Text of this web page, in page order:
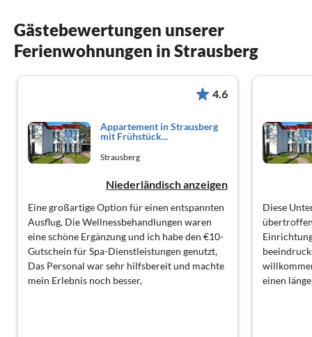
Gästebewertungen unserer
Ferienwohnungen in Strausberg
4.6
Appartement in Strausberg
mit Frühstück...
Strausberg
Niederländisch anzeigen
Eine großartige Option für einen entspannten
Ausflug, Die Wellnessbehandlungen waren
eine schöne Ergänzung und ich habe den €10-
Gutschein für Spa-Dienstleistungen genutzt,
Das Personal war sehr hilfsbereit und machte
mein Erlebnis noch besser,
Diese
einen